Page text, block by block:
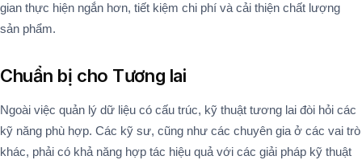
gian thực hiện ngắn hơn, tiết kiệm chi phí và cải thiện chất lượng
sản phẩm.
Chuẩn bị cho Tương lai
Ngoài việc quản lý dữ liệu có cấu trúc, kỹ thuật tương lai đòi hỏi các
kỹ năng phù hợp. Các kỹ sư, cũng như các chuyên gia ở các vai trò
khác, phải có khả năng hợp tác hiệu quả với các giải pháp kỹ thuật